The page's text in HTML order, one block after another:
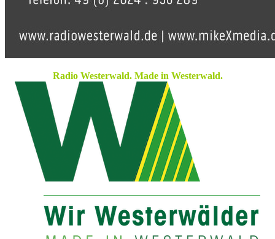
Radio Westerwald. Made in Westerwald.